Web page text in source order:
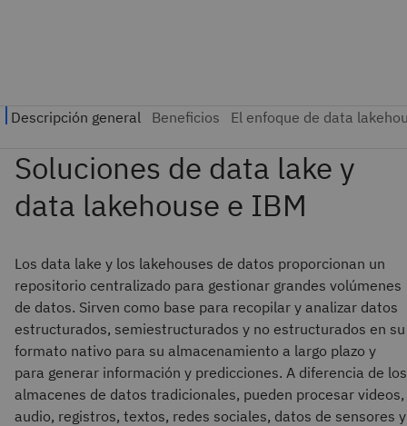
Los data lake y los lakehouses de datos proporcionan un
repositorio centralizado para gestionar grandes volúmenes
de datos. Sirven como base para recopilar y analizar datos
estructurados, semiestructurados y no estructurados en su
formato nativo para su almacenamiento a largo plazo y
para generar información y predicciones. A diferencia de los
almacenes de datos tradicionales, pueden procesar videos,
audio, registros, textos, redes sociales, datos de sensores y